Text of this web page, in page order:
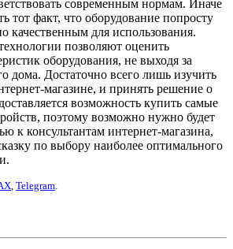
современным нормам. Иначе
тот факт, что оборудование попросту
качественным для использования.
позволяют оценить
оборудования, не выходя за
дома. Достаточно всего лишь изучить
магазине, и принять решение о
возможность купить самые
поэтому возможно нужно будет
к консультантам интернет-магазина,
по выбору наиболее оптимального
, Telegram.